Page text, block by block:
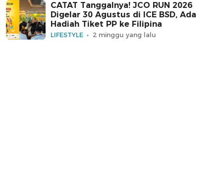
CATAT Tanggalnya! JCO RUN 2026
Digelar 30 Agustus di ICE BSD, Ada
Hadiah Tiket PP ke Filipina
LIFESTYLE 2 minggu yang lalu